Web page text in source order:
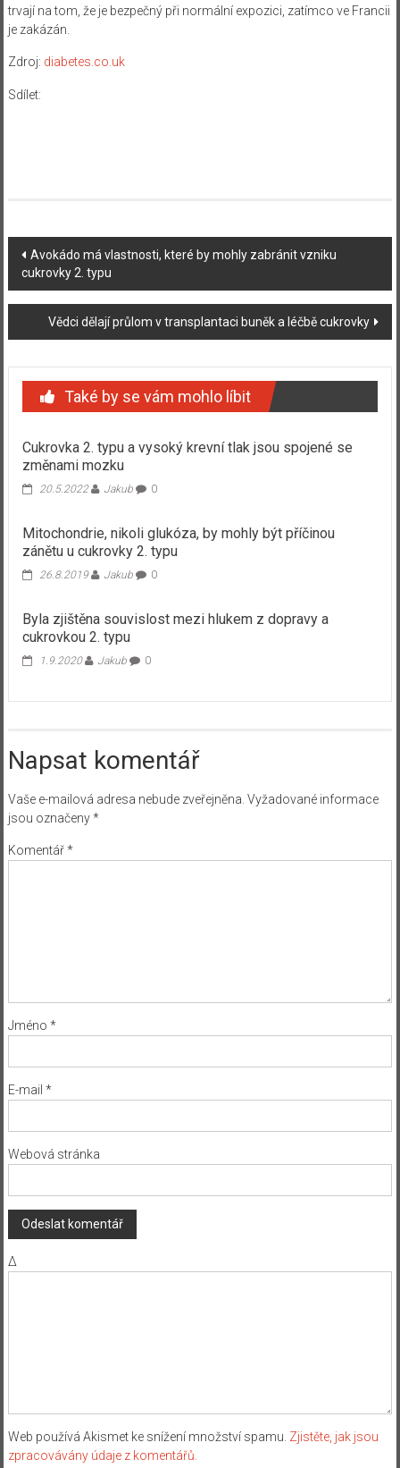
trvají na tom, že je bezpečný při normální expozici, zatímco ve Francii
je zakázán.
Zdroj: diabetes.co.uk
Sdílet:
Navigace
příspěvku
Avokádo má vlastnosti, které by mohly zabránit vzniku
cukrovky 2. typu
Vědci dělají průlom v transplantaci buněk a léčbě cukrovky
Také by se vám mohlo líbit
Cukrovka 2. typu a vysoký krevní tlak jsou spojené se
změnami mozku
20.5.2022 Jakub 0
Mitochondrie, nikoli glukóza, by mohly být příčinou
zánětu u cukrovky 2. typu
26.8.2019 Jakub 0
Byla zjištěna souvislost mezi hlukem z dopravy a
cukrovkou 2. typu
1.9.2020 Jakub 0
Napsat komentář
Vaše e-mailová adresa nebude zveřejněna. Vyžadované informace
jsou označeny*
Komentář*
Jméno *
E-mail *
Webová stránka
Δ
Web používá Akismet ke snížení množství spamu. Zjistěte, jak jsou
zpracovávány údaje z komentářů.